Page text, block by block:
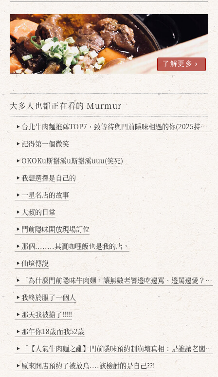
了解更多
大多人也都正在看的 Murmur
▶ 台北牛肉麵推薦TOP7，致等待與門前隱味相遇的你(2025持續更新
▶ 記得第一個微笑
▶ OKOKu斯掰溪u斯掰溪uuu(笑死)
▶ 我想選擇是自己的
▶ 一星名店的故事
▶ 大叔的日常
▶ 門前隱味開放現場訂位
▶ 那個........其實咖哩飯也是我的店，
▶ 仙境傳說
▶ 「為什麼門前隱味牛肉麵，讓無數老饕邊吃邊罵、邊罵邊愛？小辣雞揭密！」
▶ 我終於服了一個人
▶ 那天我被搶了!!!!!
▶ 那年你18歲而我52歲
▶ 「【人氣牛肉麵之亂】門前隱味預約制崩壞真相：是誰讓老闆心灰意冷？」
▶ 原來開店預約了被放鳥....該檢討的是自己??!